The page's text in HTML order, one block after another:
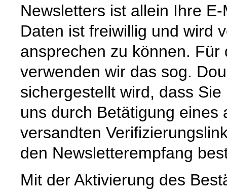
Newsletters ist allein Ihre
Daten ist freiwillig und wird
ansprechen zu können. Für
verwenden wir das sog.
sichergestellt wird, dass
uns durch Betätigung
versandten
den Newsletterempfang
Mit der Aktivierung des